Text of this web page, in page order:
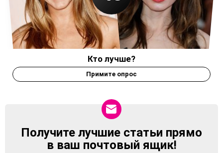
Кто лучше?
Примите опрос
NEWSLETTER
Получите лучшие статьи прямо
в ваш почтовый ящик!